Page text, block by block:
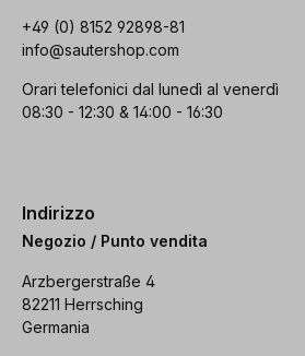
+49 (0) 8152 92898-81
info@sautershop.com
Orari telefonici dal lunedì al venerdì
08:30 - 12:30 & 14:00 - 16:30
Indirizzo
Negozio / Punto vendita
Arzbergerstraße 4
82211 Herrsching
Germania